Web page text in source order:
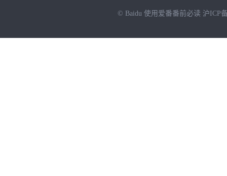
© Baidu 使用爱番番前必读 沪ICP